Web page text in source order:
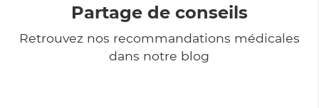
Partage de conseils
Retrouvez nos recommandations médicales
dans notre blog